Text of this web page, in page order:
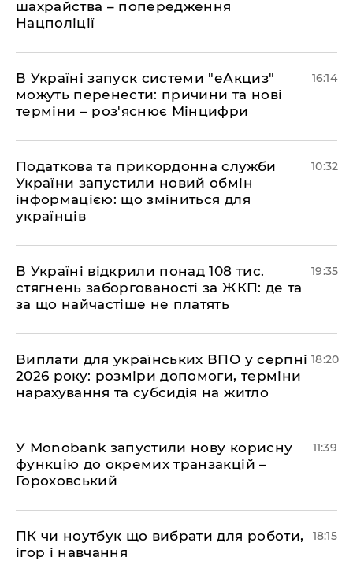
шахрайства – попередження
Нацполіції
​В Україні запуск системи "еАкциз"
можуть перенести: причини та нові
терміни – роз'яснює Мінцифри
16:14
Податкова та прикордонна служби
України запустили новий обмін
інформацією: що зміниться для
українців
10:32
В Україні відкрили понад 108 тис.
стягнень заборгованості за ЖКП: де та
за що найчастіше не платять
19:35
Виплати для українських ВПО у серпні
2026 року: розміри допомоги, терміни
нарахування та субсидія на житло
18:20
У Мonobank запустили нову корисну
функцію до окремих транзакцій –
Гороховський
11:39
ПК чи ноутбук що вибрати для роботи,
ігор і навчання
18:15